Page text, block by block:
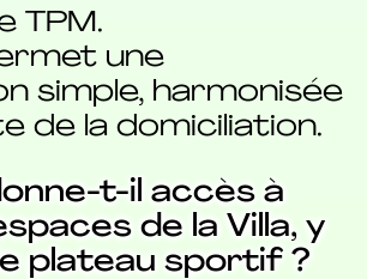
TPM.
une
simple, harmonisée
de la domiciliation.
t-il accès à
de la Villa, y
plateau sportif ?